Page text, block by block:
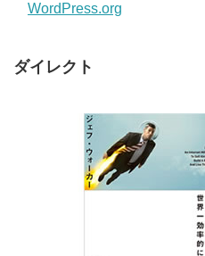
WordPress.org
ダイレクト